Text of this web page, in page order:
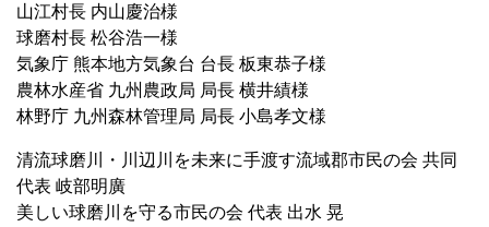
山江村長 内山慶治様
球磨村長 松谷浩一様
気象庁 熊本地方気象台 台長 板東恭子様
農林水産省 九州農政局 局長 横井績様
林野庁 九州森林管理局 局長 小島孝文様
清流球磨川・川辺川を未来に手渡す流域郡市民の会 共同
代表 岐部明廣
美しい球磨川を守る市民の会 代表 出水 晃